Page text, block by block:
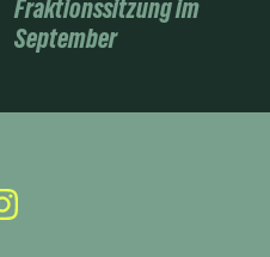
Fraktionssitzung im
September